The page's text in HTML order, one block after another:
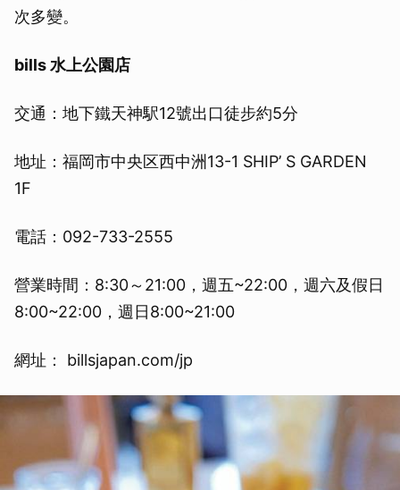
次多變。
bills 水上公園店
交通：地下鐵天神駅12號出口徒步約5分
地址：福岡市中央区西中洲13-1 SHIP’ S GARDEN
1F
電話：092-733-2555
營業時間：8:30～21:00，週五~22:00，週六及假日
8:00~22:00，週日8:00~21:00
網址： billsjapan.com/jp